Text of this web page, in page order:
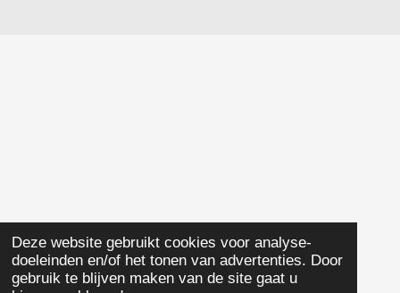
Deze website gebruikt cookies voor analyse-
doeleinden en/of het tonen van advertenties. Door
gebruik te blijven maken van de site gaat u